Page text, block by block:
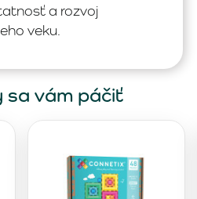
a rozvoj
veku.
sa vám páčiť